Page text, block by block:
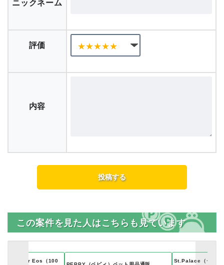
ニックネーム
評価
内容
この案件を見た人はこちらも見ています
War for Eos（100 St.Palace（セント